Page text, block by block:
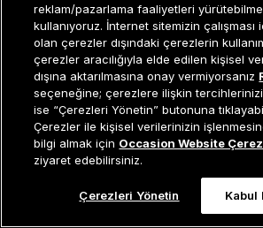
Sepete Ekle
Müşteri İlişkileri0 850 800 01 20
GRUP MARKALAR
ERKEK KATEGORILER
Occasion bir EREN PERAKENDE markasıdır.
reklam/pazarlama faaliyetleri
kullanıyoruz. İnternet sitemizin çalışması
olan çerezler dışındaki çerezlerin
çerezler aracılığıyla elde edilen kişisel
dışına aktarılmasına onay vermiyorsanız
seçeneğine; çerezlere ilişkin
ise “Çerezleri Yönetin” butonuna
Çerezler ile kişisel verilerinizin
bilgi almak için Occasion Website Çerez
ziyaret edebilirsiniz.
Çerezleri Yönetin Kabul